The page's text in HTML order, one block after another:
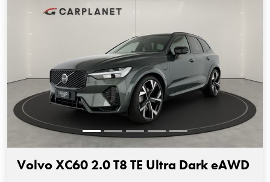
Volvo XC60 2.0 T8 TE Ultra Dark eAWD